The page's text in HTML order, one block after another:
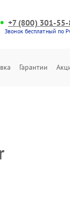
+7 (800) 301-
Звонок бесплатный по
Гарантии